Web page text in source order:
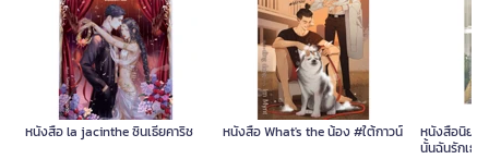
หนังสือ la jacinthe ซินเธียคาริช หนังสือ What's the น้อง #ใต้กาวน์
หนังสือนิยา
นั้นฉันรักเธอ